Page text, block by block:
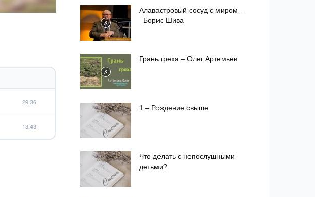
29:36
13:43
Алавастровый сосуд с миром –
Борис Шива
Грань греха – Олег Артемьев
1 – Рождение свыше
Что делать с непослушными
детьми?